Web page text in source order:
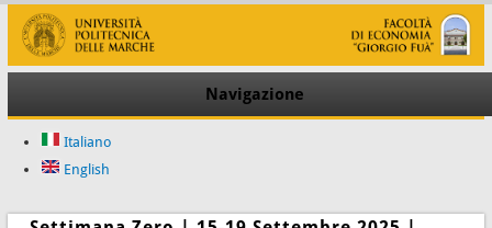
Navigazione
Italiano
English